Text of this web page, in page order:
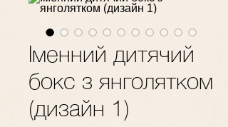
Іменний дитячий
бокс з янголятком
(дизайн 1)